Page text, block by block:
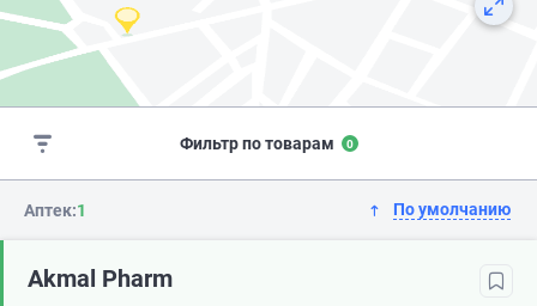
Фильтр по товарам 0
Аптек:1 По умолчанию
Akmal Pharm